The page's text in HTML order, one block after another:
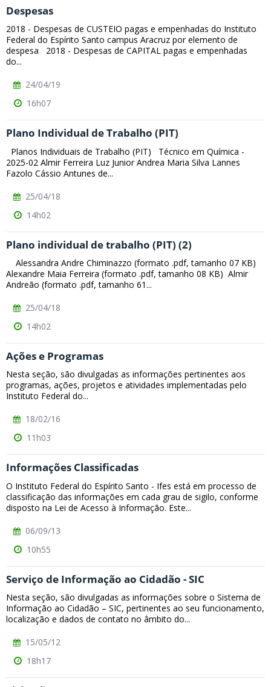
Despesas
2018 - Despesas de CUSTEIO pagas e empenhadas do Instituto
Federal do Espírito Santo campus Aracruz por elemento de
despesa 2018 - Despesas de CAPITAL pagas e empenhadas
do...
24/04/19
16h07
Plano Individual de Trabalho (PIT)
Planos Individuais de Trabalho (PIT) Técnico em Química -
2025-02 Almir Ferreira Luz Junior Andrea Maria Silva Lannes
Fazolo Cássio Antunes de...
25/04/18
14h02
Plano individual de trabalho (PIT) (2)
Alessandra Andre Chiminazzo (formato .pdf, tamanho 07 KB)
Alexandre Maia Ferreira (formato .pdf, tamanho 08 KB) Almir
Andreão (formato .pdf, tamanho 61...
25/04/18
14h02
Ações e Programas
Nesta seção, são divulgadas as informações pertinentes aos
programas, ações, projetos e atividades implementadas pelo
Instituto Federal do...
18/02/16
11h03
Informações Classificadas
O Instituto Federal do Espírito Santo - Ifes está em processo de
classificação das informações em cada grau de sigilo, conforme
disposto na Lei de Acesso à Informação. Este...
06/09/13
10h55
Serviço de Informação ao Cidadão - SIC
Nesta seção, são divulgadas as informações sobre o Sistema de
Informação ao Cidadão – SIC, pertinentes ao seu funcionamento,
localização e dados de contato no âmbito do...
15/05/12
18h17